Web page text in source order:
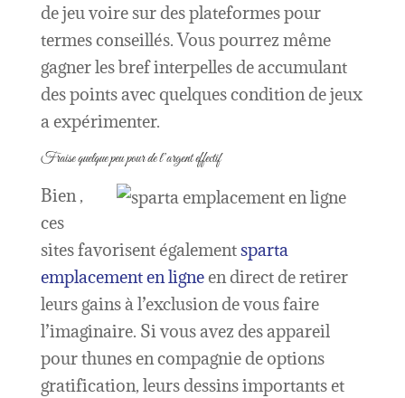
de jeu voire sur des plateformes pour
termes conseillés. Vous pourrez même
gagner les bref interpelles de accumulant
des points avec quelques condition de jeux
a expérimenter.
Fraise quelque peu pour de l’argent effectif
Bien ,
ces
sites favorisent égalementsparta
emplacement en ligneen direct de retirer
leurs gains à l’exclusion de vous faire
l’imaginaire. Si vous avez des appareil
pour thunes en compagnie de options
gratification, leurs dessins importants et